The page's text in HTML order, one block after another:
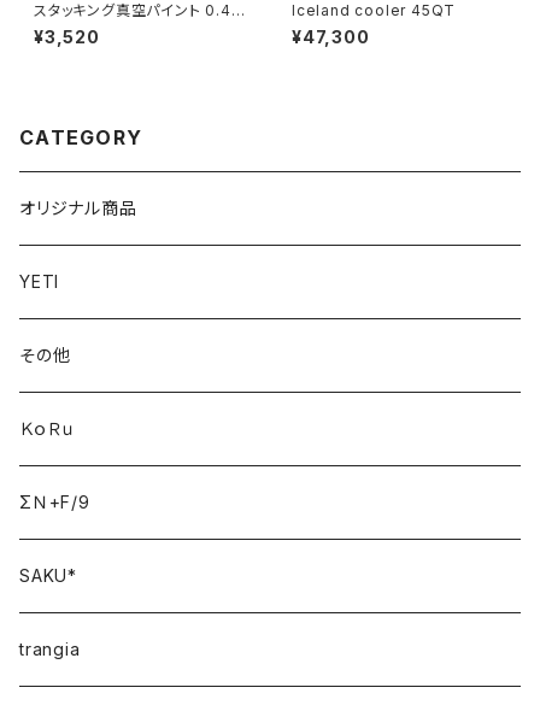
スタッキング真空パイント 0.47
L
¥3,520
Iceland cooler 45QT
¥47,300
CATEGORY
オリジナル商品
YETI
その他
ＫｏＲｕ
ΣＮ+F/9
SAKU*
trangia